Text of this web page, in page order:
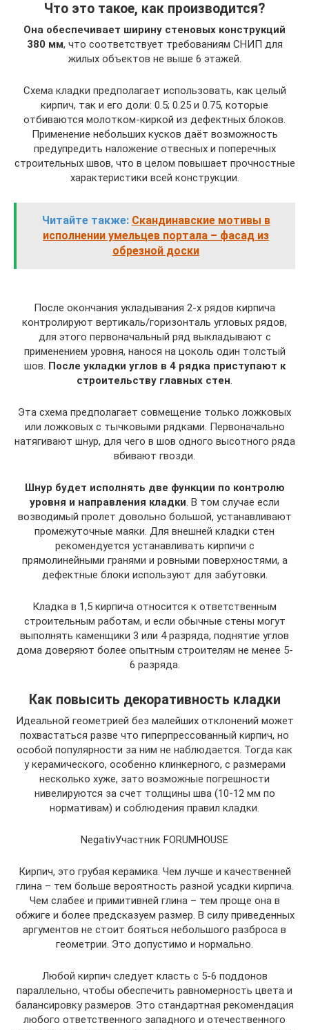
Что это такое, как производится?
Она обеспечивает ширину стеновых конструкций
380 мм, что соответствует требованиям СНИП для
жилых объектов не выше 6 этажей.
Схема кладки предполагает использовать, как целый
кирпич, так и его доли: 0.5; 0.25 и 0.75, которые
отбиваются молотком-киркой из дефектных блоков.
Применение небольших кусков даёт возможность
предупредить наложение отвесных и поперечных
строительных швов, что в целом повышает прочностные
характеристики всей конструкции.
Читайте также: Скандинавские мотивы в
исполнении умельцев портала – фасад из
обрезной доски
После окончания укладывания 2-х рядов кирпича
контролируют вертикаль/горизонталь угловых рядов,
для этого первоначальный ряд выкладывают с
применением уровня, нанося на цоколь один толстый
шов. После укладки углов в 4 рядка приступают к
строительству главных стен.
Эта схема предполагает совмещение только ложковых
или ложковых с тычковыми рядками. Первоначально
натягивают шнур, для чего в шов одного высотного ряда
вбивают гвозди.
Шнур будет исполнять две функции по контролю
уровня и направления кладки. В том случае если
возводимый пролет довольно большой, устанавливают
промежуточные маяки. Для внешней кладки стен
рекомендуется устанавливать кирпичи с
прямолинейными гранями и ровными поверхностями, а
дефектные блоки используют для забутовки.
Кладка в 1,5 кирпича относится к ответственным
строительным работам, и если обычные стены могут
выполнять каменщики 3 или 4 разряда, поднятие углов
дома доверяют более опытным строителям не менее 5-
6 разряда.
Как повысить декоративность кладки
Идеальной геометрией без малейших отклонений может
похвастаться разве что гиперпрессованный кирпич, но
особой популярности за ним не наблюдается. Тогда как
у керамического, особенно клинкерного, с размерами
несколько хуже, зато возможные погрешности
нивелируются за счет толщины шва (10-12 мм по
нормативам) и соблюдения правил кладки.
NegativУчастник FORUMHOUSE
Кирпич, это грубая керамика. Чем лучше и качественней
глина – тем больше вероятность разной усадки кирпича.
Чем слабее и примитивней глина – тем проще она в
обжиге и более предсказуем размер. В силу приведенных
аргументов не стоит бояться небольшого разброса в
геометрии. Это допустимо и нормально.
Любой кирпич следует класть с 5-6 поддонов
параллельно, чтобы обеспечить равномерность цвета и
балансировку размеров. Это стандартная рекомендация
любого ответственного западного и отечественного